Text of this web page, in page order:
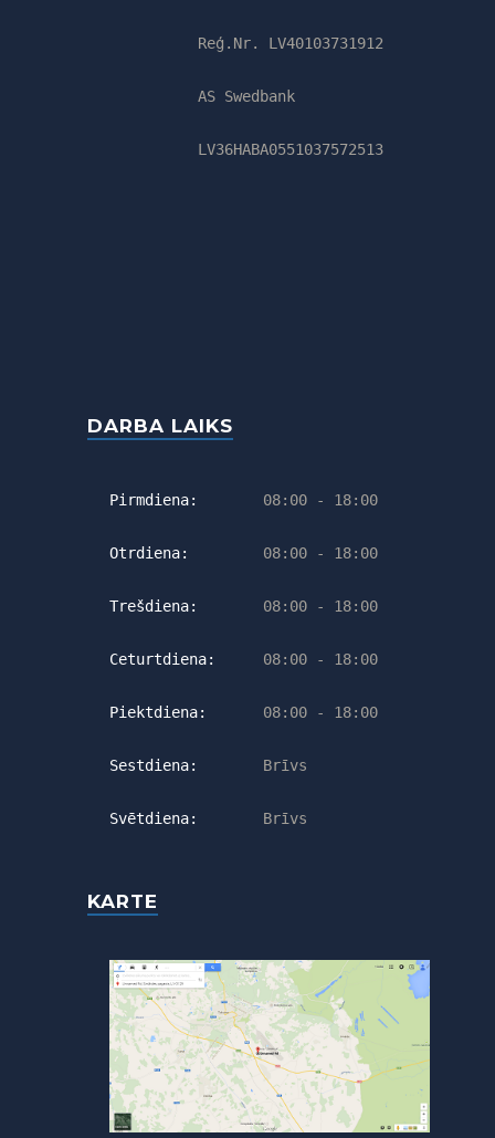
Reģ.Nr. LV40103731912
AS Swedbank
LV36HABA0551037572513
DARBA LAIKS
Pirmdiena: 08:00 - 18:00
Otrdiena: 08:00 - 18:00
Trešdiena: 08:00 - 18:00
Ceturtdiena: 08:00 - 18:00
Piektdiena: 08:00 - 18:00
Sestdiena: Brīvs
Svētdiena: Brīvs
KARTE